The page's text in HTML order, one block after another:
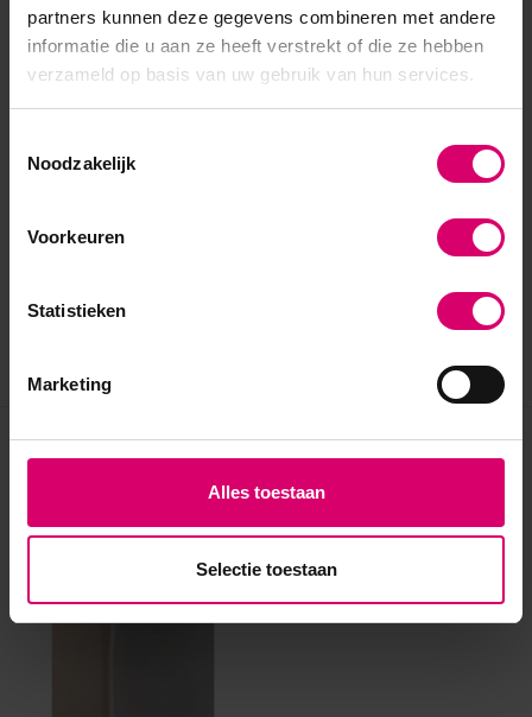
partners kunnen deze gegevens combineren met andere
informatie die u aan ze heeft verstrekt of die ze hebben
verzameld op basis van uw gebruik van hun services.
Noodzakelijk
Voorkeuren
Statistieken
Marketing
Alles toestaan
Selectie toestaan
Eerder bekeken